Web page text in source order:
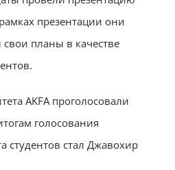
презентации они
свои планы в качестве
AKFA проголосовали
голосования
студентов стал Джавохир